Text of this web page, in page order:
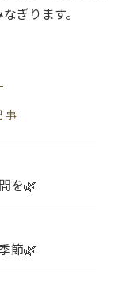
ぎります。
事
を🌿
節🌿